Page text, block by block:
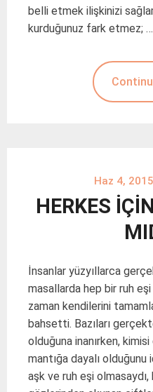
belli etmek ilişkinizi
kurduğunuz fark etmez; …
Haz 4, 2015
HERKES
İnsanlar yüzyıllarca
masallarda hep bir ruh
zaman kendilerini
bahsetti. Bazıları
olduğuna inanırken,
mantığa dayalı
aşk ve ruh eşi